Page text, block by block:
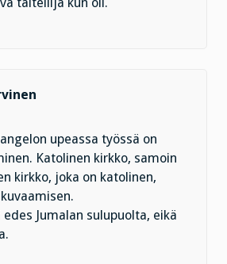
upeassa työssä on
Katolinen kirkko, samoin
kirkko, joka on katolinen,
Jumalan sulupuolta, eikä